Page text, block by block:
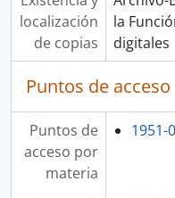
localización
de copias
la
digitales
Puntos de acceso
Puntos de
acceso por
materia
1951-